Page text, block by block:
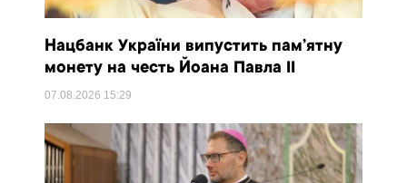
Нацбанк України випустить пам’ятну
монету на честь Йоана Павла II
07.08.2026 15:29